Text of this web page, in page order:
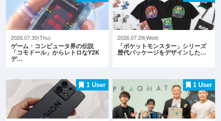
2026.07.30(Thu)
ゲーム・コンピュータ界の伝説
「コモドール」からレトロなY2K
デ…
2026.07.29(Wed)
「ポケットモンスター」シリーズ
歴代パッケージをデザインした…
1 User 1 User